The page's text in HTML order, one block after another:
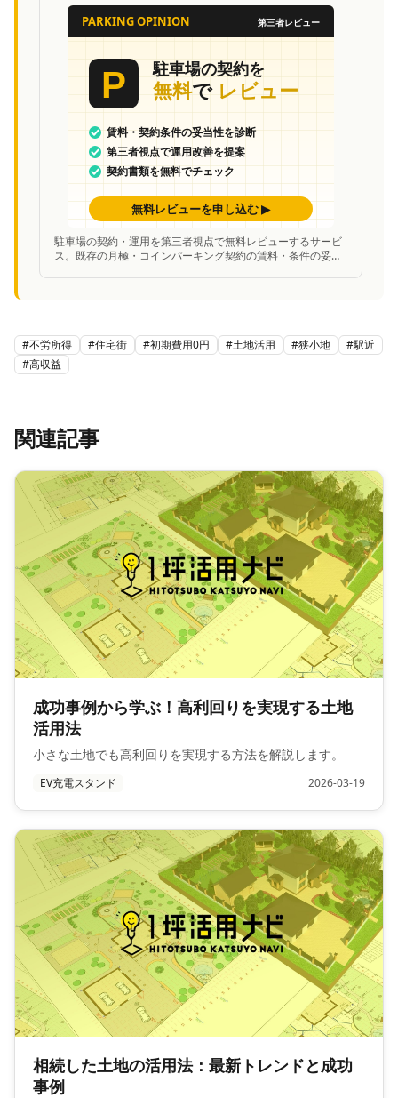
駐車場の契約・運用を第三者視点で無料レビューするサービ
ス。既存の月極・コインパーキング契約の賃料・条件の妥当
#不労所得 #住宅街 #初期費用0円 #土地活用 #狭小地 #駅近
#高収益
関連記事
成功事例から学ぶ！高利回りを実現する土地
活用法
小さな土地でも高利回りを実現する方法を解説します。
EV充電スタンド 2026-03-19
相続した土地の活用法：最新トレンドと成功
事例